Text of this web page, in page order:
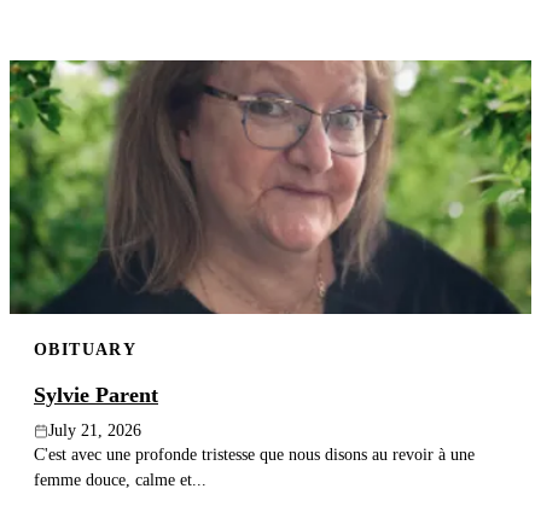
OBITUARY
Sylvie Parent
July 21, 2026
C'est avec une profonde tristesse que nous disons au revoir à une
femme douce, calme et...